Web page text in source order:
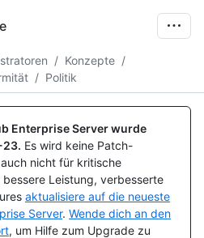
/ Konzepte /
/ Politik
Enterprise Server wurde
23. Es wird keine Patch-
nicht für kritische
Leistung, verbesserte
aktualisiere auf die neueste
Server. Wende dich an den
, um Hilfe zum Upgrade zu